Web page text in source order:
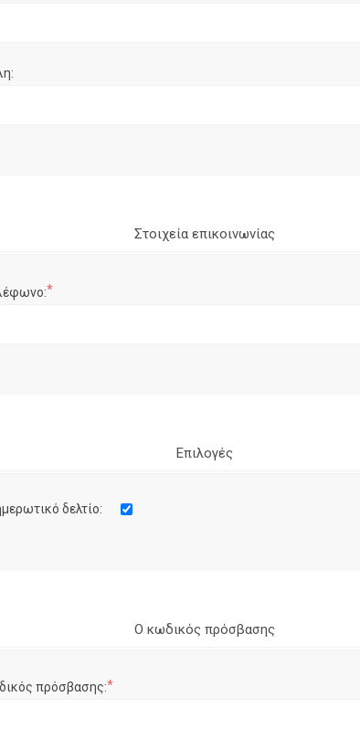
Στοιχεία επικοινωνίας
*
Επιλογές
δελτίο:
Ο κωδικός πρόσβασης
πρόσβασης:*